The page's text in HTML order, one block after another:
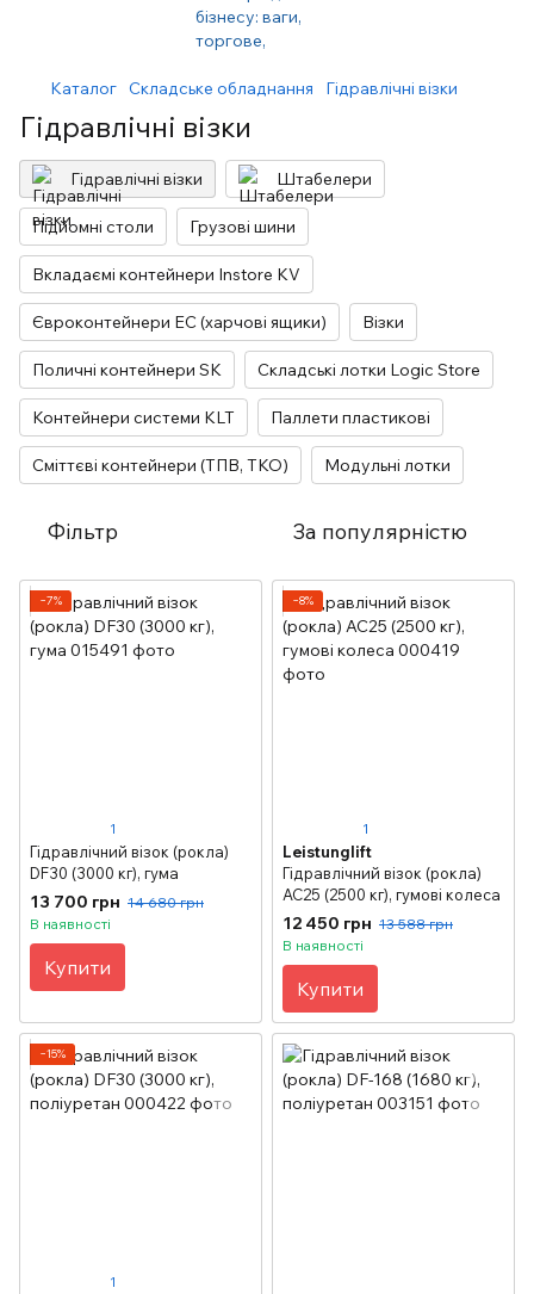
Каталог Складське обладнання Гідравлічні візки
Гідравлічні візки
Гідравлічні візки Штабелери
Підйомні столи Грузові шини
Вкладаємі контейнери Instore KV
Євроконтейнери EC (харчові ящики) Візки
Поличні контейнери SK Складські лотки Logic Store
Контейнери системи KLT Паллети пластикові
Сміттєві контейнери (ТПВ, ТКО) Модульні лотки
Фільтр За популярністю
−7%
1
Гідравлічний візок (рокла)
DF30 (3000 кг), гума
13 700 грн 14 680 грн
В наявності
Купити
−8%
1
Leistunglift
Гідравлічний візок (рокла)
АС25 (2500 кг), гумові колеса
12 450 грн 13 588 грн
В наявності
Купити
−15%
1